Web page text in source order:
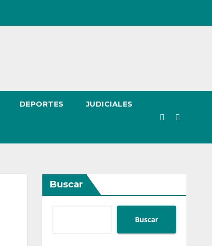
DEPORTES JUDICIALES
Buscar
Buscar